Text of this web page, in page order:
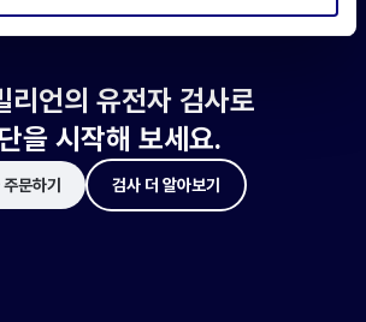
리언의 유전자 검사로
을 시작해 보세요.
문하기 검사 더 알아보기